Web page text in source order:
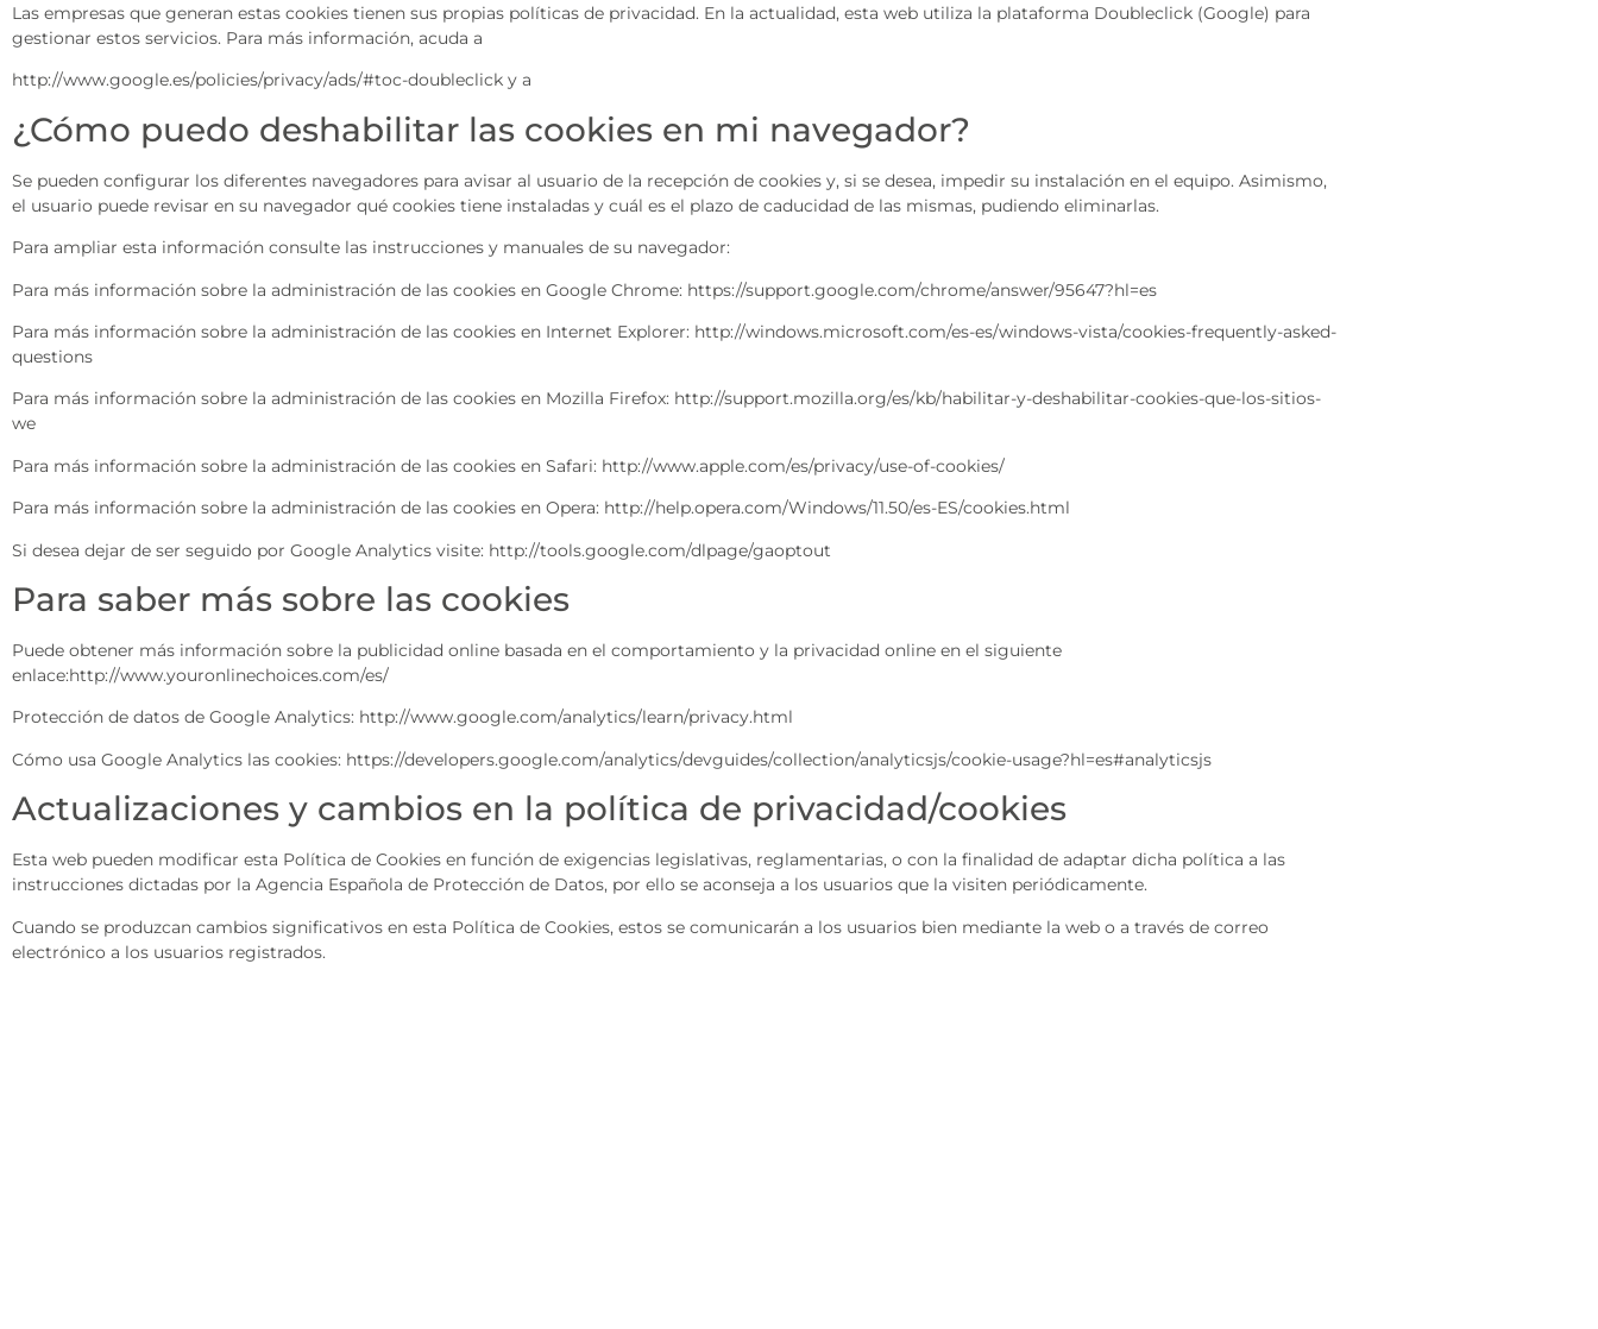
Las empresas que generan estas cookies tienen sus propias políticas de privacidad. En la actualidad, esta web utiliza la plataforma Doubleclick (Google) para
gestionar estos servicios. Para más información, acuda a
http://www.google.es/policies/privacy/ads/#toc-doubleclick y a
¿Cómo puedo deshabilitar las cookies en mi navegador?
Se pueden configurar los diferentes navegadores para avisar al usuario de la recepción de cookies y, si se desea, impedir su instalación en el equipo. Asimismo,
el usuario puede revisar en su navegador qué cookies tiene instaladas y cuál es el plazo de caducidad de las mismas, pudiendo eliminarlas.
Para ampliar esta información consulte las instrucciones y manuales de su navegador:
Para más información sobre la administración de las cookies en Google Chrome: https://support.google.com/chrome/answer/95647?hl=es
Para más información sobre la administración de las cookies en Internet Explorer: http://windows.microsoft.com/es-es/windows-vista/cookies-frequently-asked-
questions
Para más información sobre la administración de las cookies en Mozilla Firefox: http://support.mozilla.org/es/kb/habilitar-y-deshabilitar-cookies-que-los-sitios-
we
Para más información sobre la administración de las cookies en Safari: http://www.apple.com/es/privacy/use-of-cookies/
Para más información sobre la administración de las cookies en Opera: http://help.opera.com/Windows/11.50/es-ES/cookies.html
Si desea dejar de ser seguido por Google Analytics visite: http://tools.google.com/dlpage/gaoptout
Para saber más sobre las cookies
Puede obtener más información sobre la publicidad online basada en el comportamiento y la privacidad online en el siguiente
enlace:http://www.youronlinechoices.com/es/
Protección de datos de Google Analytics: http://www.google.com/analytics/learn/privacy.html
Cómo usa Google Analytics las cookies: https://developers.google.com/analytics/devguides/collection/analyticsjs/cookie-usage?hl=es#analyticsjs
Actualizaciones y cambios en la política de privacidad/cookies
Esta web pueden modificar esta Política de Cookies en función de exigencias legislativas, reglamentarias, o con la finalidad de adaptar dicha política a las
instrucciones dictadas por la Agencia Española de Protección de Datos, por ello se aconseja a los usuarios que la visiten periódicamente.
Cuando se produzcan cambios significativos en esta Política de Cookies, estos se comunicarán a los usuarios bien mediante la web o a través de correo
electrónico a los usuarios registrados.